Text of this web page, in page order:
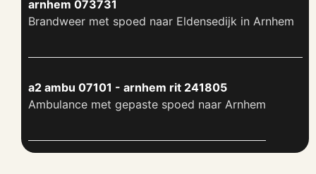
arnhem 073731
Brandweer met spoed naar Eldensedijk in Arnhem
a2 ambu 07101 - arnhem rit 241805
Ambulance met gepaste spoed naar Arnhem